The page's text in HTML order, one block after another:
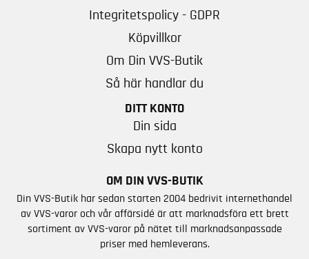
Integritetspolicy - GDPR
Köpvillkor
Om Din VVS-Butik
Så här handlar du
DITT KONTO
Din sida
Skapa nytt konto
OM DIN VVS-BUTIK
Din VVS-Butik har sedan starten 2004 bedrivit internethandel
av VVS-varor och vår affärsidé är att marknadsföra ett brett
sortiment av VVS-varor på nätet till marknadsanpassade
priser med hemleverans.